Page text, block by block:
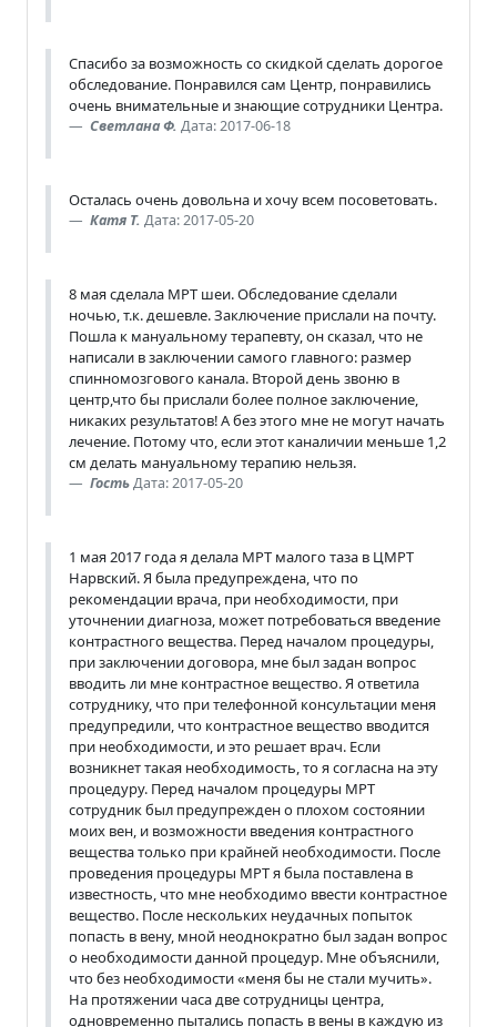
Спасибо за возможность со скидкой сделать дорогое
обследование. Понравился сам Центр, понравились
очень внимательные и знающие сотрудники Центра.
Cветлана Ф. Дата: 2017-06-18
Осталась очень довольна и хочу всем посоветовать.
Катя Т. Дата: 2017-05-20
8 мая сделала МРТ шеи. Обследование сделали
ночью, т.к. дешевле. Заключение прислали на почту.
Пошла к мануальному терапевту, он сказал, что не
написали в заключении самого главного: размер
спинномозгового канала. Второй день звоню в
центр,что бы прислали более полное заключение,
никаких результатов! А без этого мне не могут начать
лечение. Потому что, если этот каналичии меньше 1,2
см делать мануальному терапию нельзя.
ГостьДата: 2017-05-20
1 мая 2017 года я делала МРТ малого таза в ЦМРТ
Нарвский. Я была предупреждена, что по
рекомендации врача, при необходимости, при
уточнении диагноза, может потребоваться введение
контрастного вещества. Перед началом процедуры,
при заключении договора, мне был задан вопрос
вводить ли мне контрастное вещество. Я ответила
сотруднику, что при телефонной консультации меня
предупредили, что контрастное вещество вводится
при необходимости, и это решает врач. Если
возникнет такая необходимость, то я согласна на эту
процедуру. Перед началом процедуры МРТ
сотрудник был предупрежден о плохом состоянии
моих вен, и возможности введения контрастного
вещества только при крайней необходимости. После
проведения процедуры МРТ я была поставлена в
известность, что мне необходимо ввести контрастное
вещество. После нескольких неудачных попыток
попасть в вену, мной неоднократно был задан вопрос
о необходимости данной процедур. Мне объяснили,
что без необходимости «меня бы не стали мучить».
На протяжении часа две сотрудницы центра,
одновременно пытались попасть в вены в каждую из